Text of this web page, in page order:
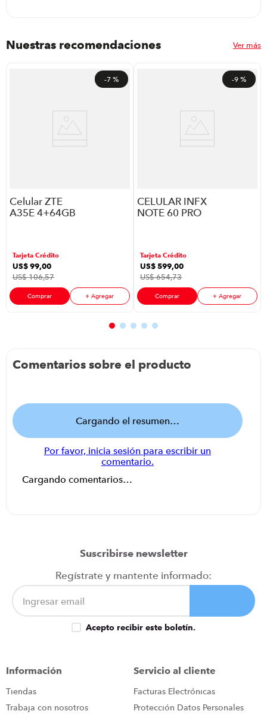
Nuestras recomendaciones Ver más
-7 %
Celular ZTE
A35E 4+64GB
Tarjeta Crédito
US$99,00
US$106,57
Comprar + Agregar
-9 %
CELULAR INFX
NOTE 60 PRO
Tarjeta Crédito
US$599,00
US$654,73
Comprar + Agregar
Comentarios sobre el producto
Cargando el resumen…
Por favor, inicia sesión para escribir un
comentario.
Cargando comentarios…
Suscribirse newsletter
Regístrate y mantente informado:
Acepto recibir este boletín.
Información
Tiendas
Trabaja con nosotros
Servicio al cliente
Facturas Electrónicas
Protección Datos Personales